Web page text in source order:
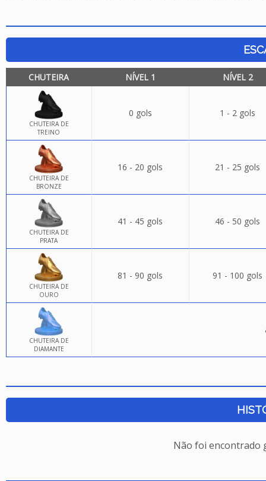
CHUTEIRA NÍVEL 1 NÍVEL 2
CHUTEIRA DE
TREINO
0 gols 1 - 2 gols
CHUTEIRA DE
BRONZE
16 - 20 gols 21 - 25 gols
CHUTEIRA DE
PRATA
41 - 45 gols 46 - 50 gols
CHUTEIRA DE
OURO
81 - 90 gols 91 - 100 gols
CHUTEIRA DE
DIAMANTE
Não foi encontrado